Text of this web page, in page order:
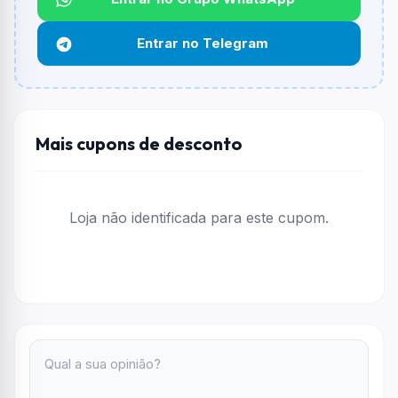
Qual é o desconto máximo?
Não informado ou sem limite.
Funciona em qualquer produto?
Não necessariamente. Depende de itens participantes
Entrar no Telegram
Mais cupons de desconto
Loja não identificada para este cupom.